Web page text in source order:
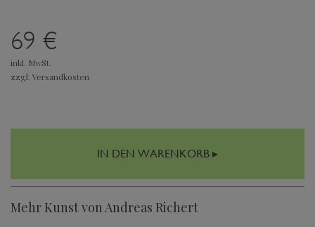
69 €
inkl. MwSt.
zzgl. Versandkosten
IN DEN WARENKORB ▸
Mehr Kunst von Andreas Richert